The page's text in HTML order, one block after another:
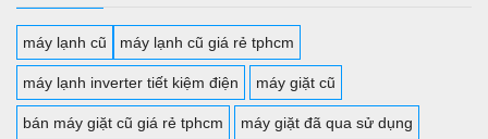
máy lạnh cũ máy lạnh cũ giá rẻ tphcm
máy lạnh inverter tiết kiệm điện máy giặt cũ
bán máy giặt cũ giá rẻ tphcm máy giặt đã qua sử dụng